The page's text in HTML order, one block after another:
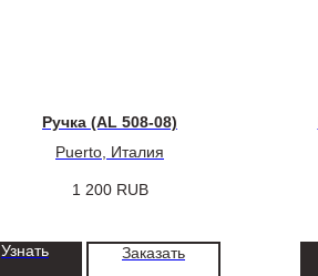
Ручка (AL 508-08)
Puerto, Италия
1 200 RUB
Узнать Заказать